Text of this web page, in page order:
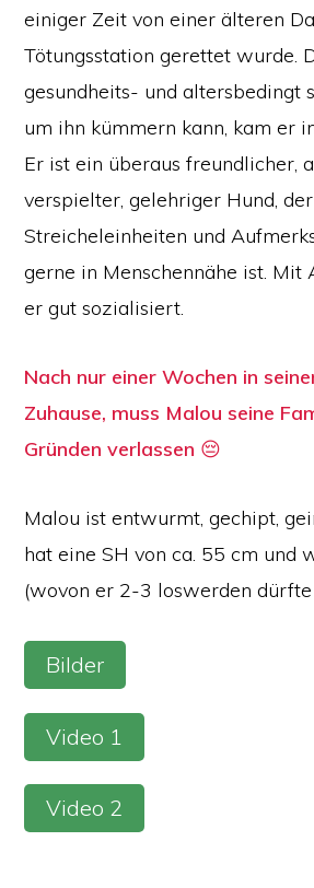
einiger Zeit von einer älteren
Tötungsstation gerettet wurde.
gesundheits- und altersbedingt
um ihn kümmern kann, kam er
Er ist ein überaus freundlicher,
verspielter, gelehriger Hund, der
Streicheleinheiten und
gerne in Menschennähe ist. Mit
er gut sozialisiert.
Nach nur einer Wochen in
Zuhause, muss Malou seine
Gründen verlassen 😔
Malou ist entwurmt, gechipt,
hat eine SH von ca. 55 cm und
(wovon er 2-3 loswerden
Bilder
Video 1
Video 2